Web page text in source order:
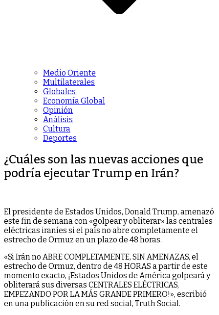
Medio Oriente
Multilaterales
Globales
Economía Global
Opinión
Análisis
Cultura
Deportes
¿Cuáles son las nuevas acciones que
podría ejecutar Trump en Irán?
El presidente de Estados Unidos, Donald Trump, amenazó
este fin de semana con «golpear y obliterar» las centrales
eléctricas iraníes si el país no abre completamente el
estrecho de Ormuz en un plazo de 48 horas.
«Si Irán no ABRE COMPLETAMENTE, SIN AMENAZAS, el
estrecho de Ormuz, dentro de 48 HORAS a partir de este
momento exacto, ¡Estados Unidos de América golpeará y
obliterará sus diversas CENTRALES ELÉCTRICAS,
EMPEZANDO POR LA MÁS GRANDE PRIMERO!», escribió
en una publicación en su red social, Truth Social.